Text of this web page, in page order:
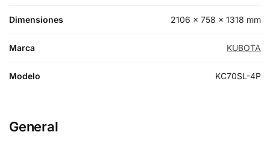
Dimensiones 2106 × 758 × 1318 mm
Marca KUBOTA
Modelo KC70SL-4P
General